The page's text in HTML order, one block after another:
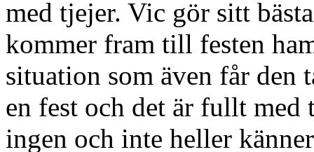
med tjejer. Vic gör sitt
kommer fram till festen
situation som även får den
en fest och det är fullt med
ingen och inte heller